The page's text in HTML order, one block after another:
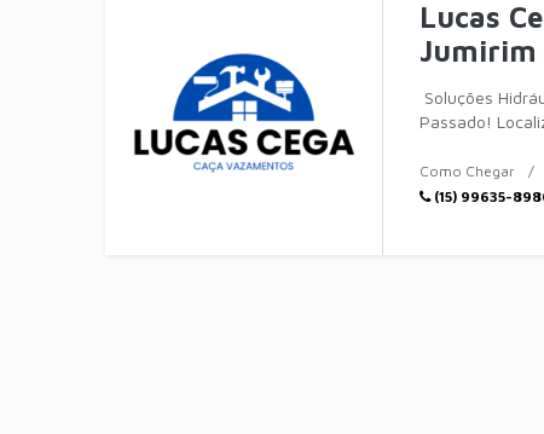
Lucas
Jumirim
Soluções
Passado!
Como Chegar
(15) 99635-